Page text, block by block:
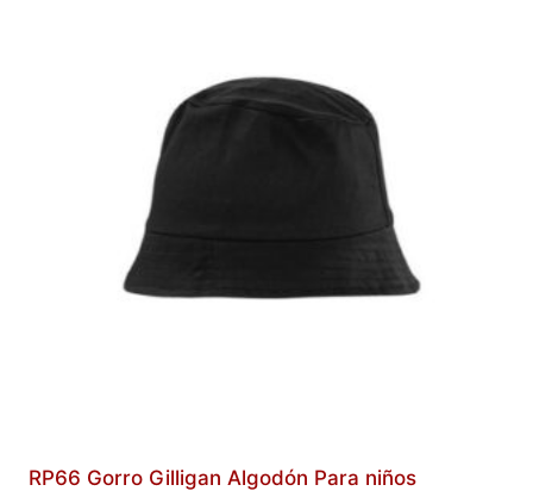
RP66 Gorro Gilligan Algodón Para niños